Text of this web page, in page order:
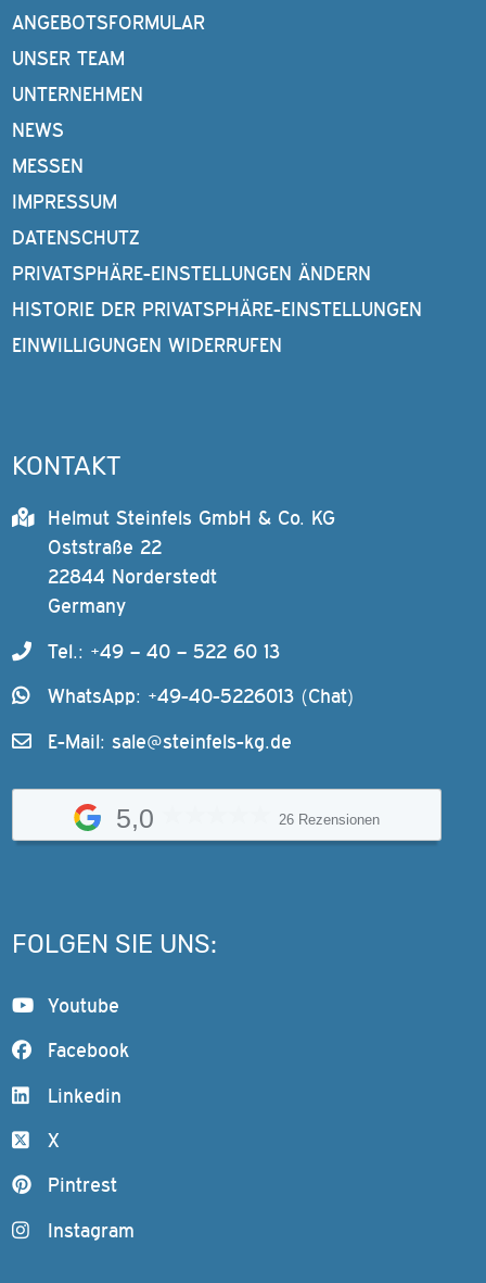
ANGEBOTSFORMULAR
UNSER TEAM
UNTERNEHMEN
NEWS
MESSEN
IMPRESSUM
DATENSCHUTZ
PRIVATSPHÄRE-EINSTELLUNGEN ÄNDERN
HISTORIE DER PRIVATSPHÄRE-EINSTELLUNGEN
EINWILLIGUNGEN WIDERRUFEN
KONTAKT
Helmut Steinfels GmbH & Co. KG
Oststraße 22
22844 Norderstedt
Germany
Tel.: +49 – 40 – 522 60 13
WhatsApp: +49-40-5226013 (Chat)
E-Mail: sale@steinfels-kg.de
5,0 26 Rezensionen
FOLGEN SIE UNS:
Youtube
Facebook
Linkedin
X
Pintrest
Instagram